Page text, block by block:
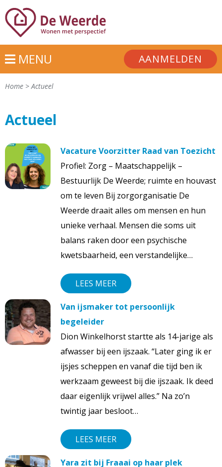
MENU AANMELDEN
Home > Actueel
Actueel
Vacature Voorzitter Raad van Toezicht
Profiel: Zorg – Maatschappelijk –
Bestuurlijk De Weerde; ruimte en houvast
om te leven Bij zorgorganisatie De
Weerde draait alles om mensen en hun
unieke verhaal. Mensen die soms uit
balans raken door een psychische
kwetsbaarheid, een verstandelijke…
LEES MEER
Van ijsmaker tot persoonlijk
begeleider
Dion Winkelhorst startte als 14-jarige als
afwasser bij een ijszaak. “Later ging ik er
ijsjes scheppen en vanaf die tijd ben ik
werkzaam geweest bij die ijszaak. Ik deed
daar eigenlijk vrijwel alles.” Na zo’n
twintig jaar besloot…
LEES MEER
Yara zit bij Fraaai op haar plek